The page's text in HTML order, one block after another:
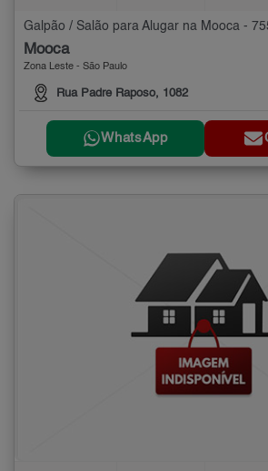
Galpão / Salão para Alugar na Mooca -
Mooca
Zona Leste - São Paulo
Rua Padre Raposo, 1082
WhatsApp